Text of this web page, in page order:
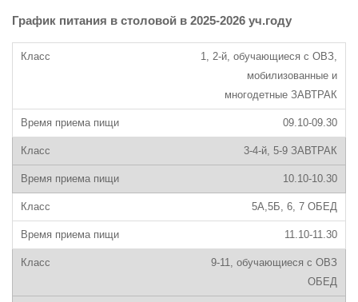
График питания в столовой в 2025-2026 уч.году
1, 2-й, обучающиеся с ОВЗ,
мобилизованные и
многодетные ЗАВТРАК
09.10-09.30
3-4-й, 5-9 ЗАВТРАК
10.10-10.30
5А,5Б, 6, 7 ОБЕД
11.10-11.30
9-11, обучающиеся с ОВЗ
ОБЕД